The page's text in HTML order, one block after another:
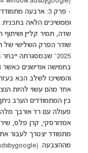
- פרק 3: ארבעה
וממשיכים הלאה
שדה, תמיר קליין
שודר הפרק השלישי של
2025" שבמסגרתה
בחמישה אודישנים כאשר
והמשיכו לשלב הבא
אחד מהם עשוי להיות
בין המתמודדים הערב
פעולה עם רד אורבך
אמדורסקי, קרן פלס, שירי